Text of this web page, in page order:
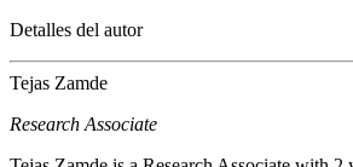
Detalles del autor
Tejas Zamde
Research Associate